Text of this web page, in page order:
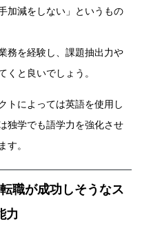
加減をしない」というもの
務を経験し、課題抽出力や
くと良いでしょう。
トによっては英語を使用し
独学でも語学力を強化させ
す。
職が成功しそうなス
力